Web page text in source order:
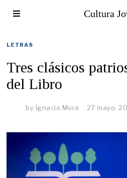
Cultura
LETRAS
Tres clásicos
del Libro
by Ignacio Mora 27 mayo,